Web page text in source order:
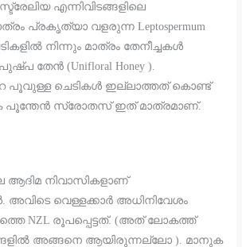
എന്നിവിടങ്ങളിലെ
പ്രകൃത്യാ വളരുന്ന Leptospermum
നിന്നും മാത്രം തേനീച്ചകൾ
തേൻ (Unifloral Honey ).
പൂവുള്ള ചെടികൾ ഇല്ലാത്തത് കൊണ്ട്
പൂന്തേൻ സ്രോതസ് ഇത് മാത്രമാണ്.
നിവാസികളാണ്
അവിടെ വെള്ളക്കാർ അധിനിവേശം
NZL രൂപപ്പെട്ടത്. (അത് ലോകത്ത്
അങ്ങനെ ആയിരുന്നല്ലോ ). മാനുക